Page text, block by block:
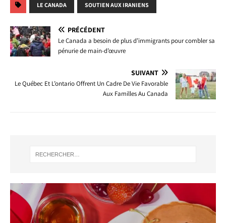
LE CANADA SOUTIEN AUX IRANIENS
PRÉCÉDENT
Le Canada a besoin de plus d’immigrants pour combler sa
pénurie de main-d’œuvre
SUIVANT
Le Québec Et L’ontario Offrent Un Cadre De Vie Favorable
Aux Familles Au Canada